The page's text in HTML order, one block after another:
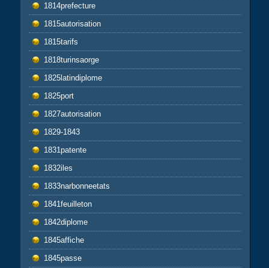
1814prefecture
1815autorisation
1815tarifs
1818turinsaorge
1825latindiplome
1825port
1827autorisation
1829-1843
1831patente
1832iles
1833narbonneetats
1841feuilleton
1842diplome
1845affiche
1845passe